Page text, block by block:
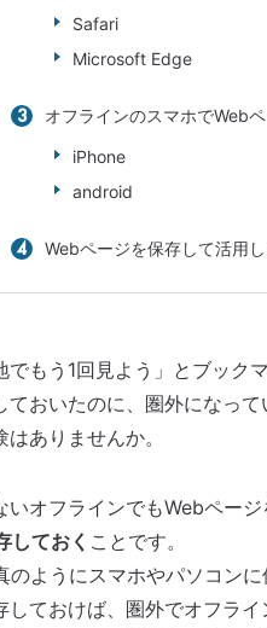
Safari
Microsoft Edge
オフラインのスマホでWeb
iPhone
android
Webページを保存して活用し
でもう1回見よう」とブック
ておいたのに、圏外になっ
ありませんか。
オフラインでもWebページ
しておく ことです。
ようにスマホやパソコンに
ておけば、圏外でオフライ